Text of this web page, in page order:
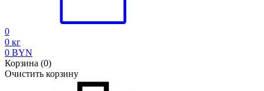
0
0 кг
0 BYN
Корзина (0)
Очистить корзину